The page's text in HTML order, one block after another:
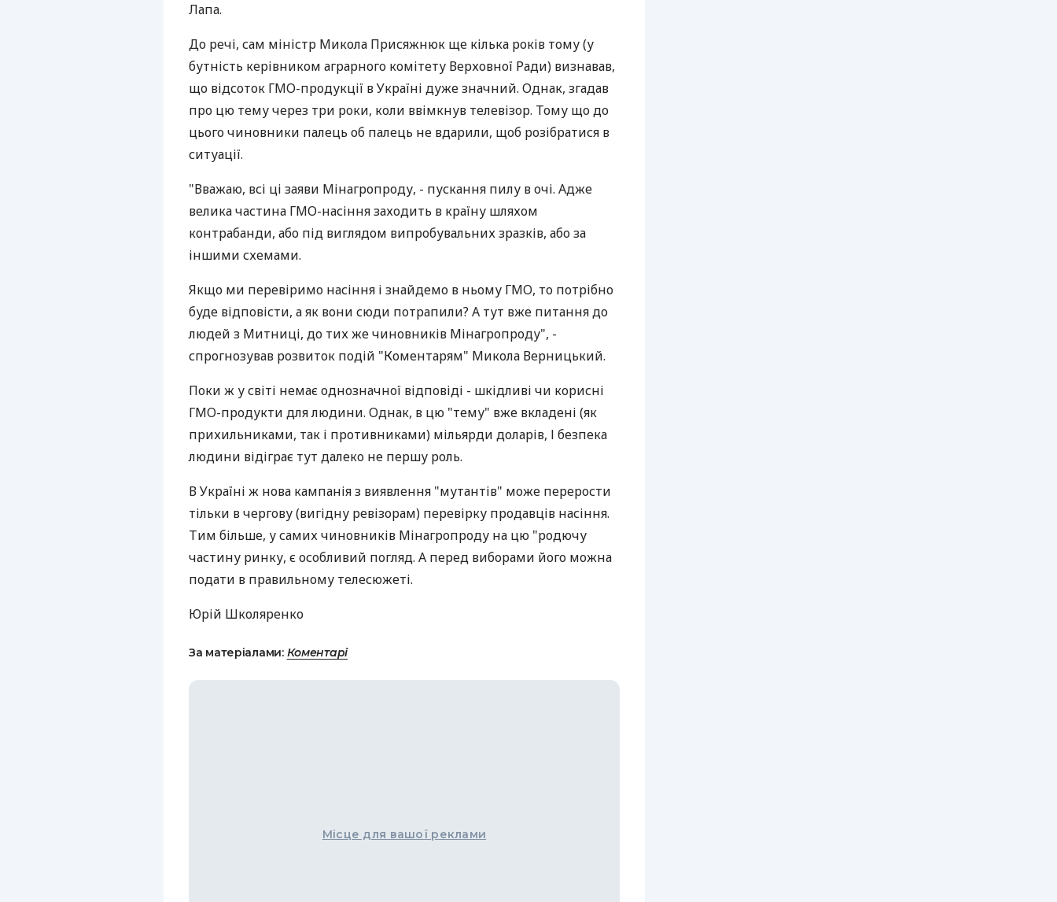
Лапа.
До речі, сам міністр Микола Присяжнюк ще кілька років тому (у
бутність керівником аграрного комітету Верховної Ради) визнавав,
що відсоток ГМО-продукції в Україні дуже значний. Однак, згадав
про цю тему через три роки, коли ввімкнув телевізор. Тому що до
цього чиновники палець об палець не вдарили, щоб розібратися в
ситуації.
"Вважаю, всі ці заяви Мінагропроду, - пускання пилу в очі. Адже
велика частина ГМО-насіння заходить в країну шляхом
контрабанди, або під виглядом випробувальних зразків, або за
іншими схемами.
Якщо ми перевіримо насіння і знайдемо в ньому ГМО, то потрібно
буде відповісти, а як вони сюди потрапили? А тут вже питання до
людей з Митниці, до тих же чиновників Мінагропроду", -
спрогнозував розвиток подій "Коментарям" Микола Верницький.
Поки ж у світі немає однозначної відповіді - шкідливі чи корисні
ГМО-продукти для людини. Однак, в цю "тему" вже вкладені (як
прихильниками, так і противниками) мільярди доларів, І безпека
людини відіграє тут далеко не першу роль.
В Україні ж нова кампанія з виявлення "мутантів" може перерости
тільки в чергову (вигідну ревізорам) перевірку продавців насіння.
Тим більше, у самих чиновників Мінагропроду на цю "родючу
частину ринку, є особливий погляд. А перед виборами його можна
подати в правильному телесюжеті.
Юрій Школяренко
За матеріалами: Коментарі
Місце для вашої реклами